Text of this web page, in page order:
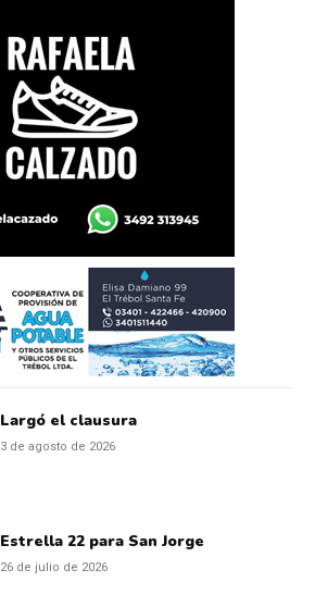
Largó el clausura
3 de agosto de 2026
Estrella 22 para San Jorge
26 de julio de 2026